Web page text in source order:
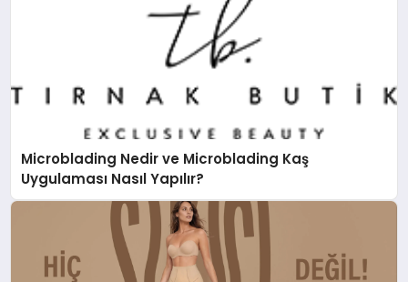
Microblading Nedir ve Microblading Kaş
Uygulaması Nasıl Yapılır?